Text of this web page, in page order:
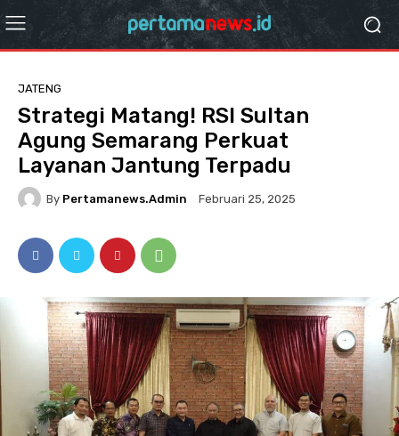
JATENG
Strategi Matang! RSI Sultan
Agung Semarang Perkuat
Layanan Jantung Terpadu
By Pertamanews.admin Februari 25, 2025